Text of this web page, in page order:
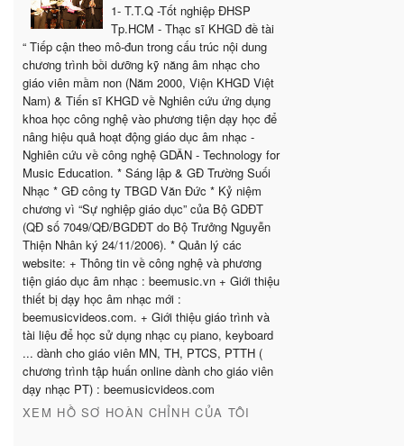
1- T.T.Q -Tốt nghiệp ĐHSP
Tp.HCM - Thạc sĩ KHGD đề tài
“ Tiếp cận theo mô-đun trong cấu trúc nội dung
chương trình bồi dưỡng kỹ năng âm nhạc cho
giáo viên mầm non (Năm 2000, Viện KHGD Việt
Nam) & Tiến sĩ KHGD về Nghiên cứu ứng dụng
khoa học công nghệ vào phương tiện dạy học để
nâng hiệu quả hoạt động giáo dục âm nhạc -
Nghiên cứu về công nghệ GDÂN - Technology for
Music Education. * Sáng lập & GĐ Trường Suối
Nhạc * GĐ công ty TBGD Văn Đức * Kỷ niệm
chương vì “Sự nghiệp giáo dục” của Bộ GDĐT
(QĐ số 7049/QĐ/BGDĐT do Bộ Trưởng Nguyễn
Thiện Nhân ký 24/11/2006). * Quản lý các
website: + Thông tin về công nghệ và phương
tiện giáo dục âm nhạc : beemusic.vn + Giới thiệu
thiết bị dạy học âm nhạc mới :
beemusicvideos.com. + Giới thiệu giáo trình và
tài liệu để học sử dụng nhạc cụ piano, keyboard
... dành cho giáo viên MN, TH, PTCS, PTTH (
chương trình tập huấn online dành cho giáo viên
dạy nhạc PT) : beemusicvideos.com
XEM HỒ SƠ HOÀN CHỈNH CỦA TÔI